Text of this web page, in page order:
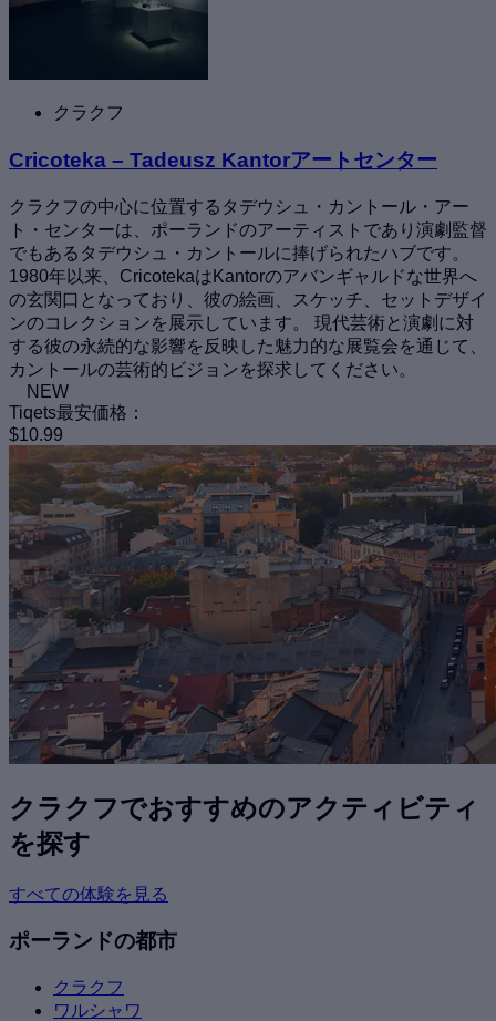
クラクフ
Cricoteka – Tadeusz Kantorアートセンター
クラクフの中心に位置するタデウシュ・カントール・アー
ト・センターは、ポーランドのアーティストであり演劇監督
でもあるタデウシュ・カントールに捧げられたハブです。
1980年以来、CricotekaはKantorのアバンギャルドな世界へ
の玄関口となっており、彼の絵画、スケッチ、セットデザイ
ンのコレクションを展示しています。 現代芸術と演劇に対
する彼の永続的な影響を反映した魅力的な展覧会を通じて、
カントールの芸術的ビジョンを探求してください。
NEW
Tiqets最安価格：
$10.99
クラクフでおすすめのアクティビティ
を探す
すべての体験を見る
ポーランドの都市
クラクフ
ワルシャワ